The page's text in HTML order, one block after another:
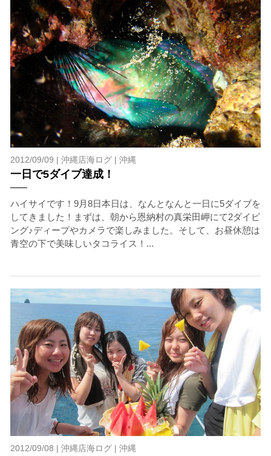
2012/09/09 | 沖縄店海ログ| 沖縄
一日で5ダイブ達成！
ハイサイです！9月8日本日は、なんとなんと一日に5ダイブを
してきました！まずは、朝から恩納村の真栄田岬にて2ダイビ
ング♪ディープやカメラで楽しみました。そして、お昼休憩は
青空の下で美味しいタコライス！...
2012/09/08 | 沖縄店海ログ| 沖縄